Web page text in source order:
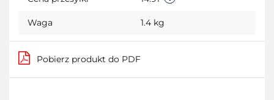
Waga 1.4 kg
Pobierz produkt do PDF